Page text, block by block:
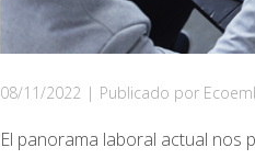
08/11/2022 | Publicado por
El panorama laboral actual nos